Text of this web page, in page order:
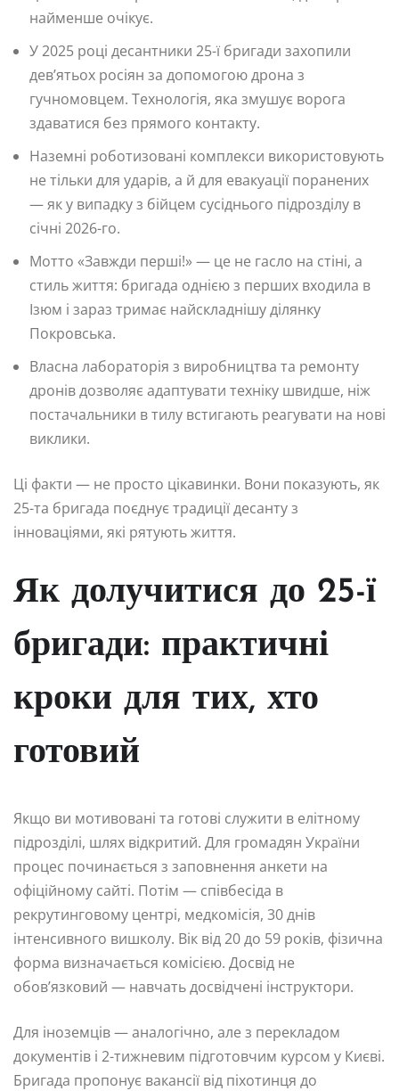
найменше очікує.
У 2025 році десантники 25-ї бригади захопили
дев’ятьох росіян за допомогою дрона з
гучномовцем. Технологія, яка змушує ворога
здаватися без прямого контакту.
Наземні роботизовані комплекси використовують
не тільки для ударів, а й для евакуації поранених
— як у випадку з бійцем сусіднього підрозділу в
січні 2026-го.
Мотто «Завжди перші!» — це не гасло на стіні, а
стиль життя: бригада однією з перших входила в
Ізюм і зараз тримає найскладнішу ділянку
Покровська.
Власна лабораторія з виробництва та ремонту
дронів дозволяє адаптувати техніку швидше, ніж
постачальники в тилу встигають реагувати на нові
виклики.
Ці факти — не просто цікавинки. Вони показують, як
25-та бригада поєднує традиції десанту з
інноваціями, які рятують життя.
Як долучитися до 25-ї
бригади: практичні
кроки для тих, хто
готовий
Якщо ви мотивовані та готові служити в елітному
підрозділі, шлях відкритий. Для громадян України
процес починається з заповнення анкети на
офіційному сайті. Потім — співбесіда в
рекрутинговому центрі, медкомісія, 30 днів
інтенсивного вишколу. Вік від 20 до 59 років, фізична
форма визначається комісією. Досвід не
обов’язковий — навчать досвідчені інструктори.
Для іноземців — аналогічно, але з перекладом
документів і 2-тижневим підготовчим курсом у Києві.
Бригада пропонує вакансії від піхотинця до